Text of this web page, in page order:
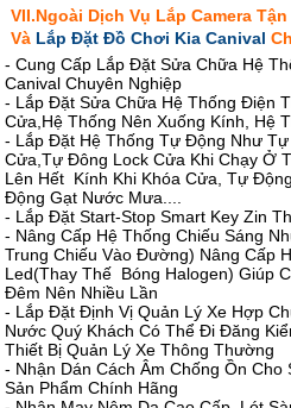
VII.Ngoài Dịch Vụ Lắp Camera
Và Lắp Đặt Đồ Chơi Kia Canival
- Cung Cấp Lắp Đặt Sửa Chữa Hệ
Canival Chuyên Nghiệp
- Lắp Đặt Sửa Chữa Hệ Thống Điện
Cửa,Hệ Thống Nên Xuống Kính, Hệ
- Lắp Đặt Hệ Thống Tự Động Như
Cửa,Tự Đông Lock Cửa Khi Chạy Ở
Lên Hết Kính Khi Khóa Cửa, Tự
Động Gạt Nước Mưa....
- Lắp Đặt Start-Stop Smart Key Zin
- Nâng Cấp Hệ Thống Chiếu Sáng
Trung Chiếu Vào Đường) Nâng Cấp
Led(Thay Thế Bóng Halogen) Giúp
Đêm Nên Nhiều Lần
- Lắp Đặt Định Vị Quản Lý Xe Hợp
Nước Quý Khách Có Thể Đi Đăng
Thiết Bị Quản Lý Xe Thông Thường
- Nhận Dán Cách Âm Chống Ồn Cho
Sản Phẩm Chính Hãng